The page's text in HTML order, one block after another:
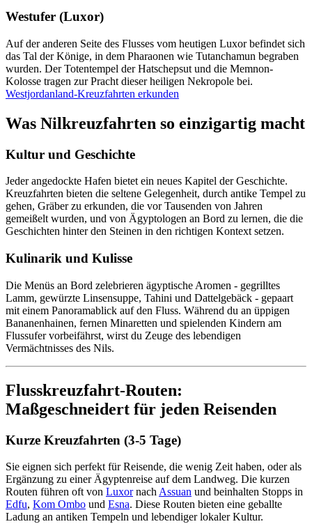
Westufer (Luxor)
Auf der anderen Seite des Flusses vom heutigen Luxor befindet sich
das Tal der Könige, in dem Pharaonen wie Tutanchamun begraben
wurden. Der Totentempel der Hatschepsut und die Memnon-
Kolosse tragen zur Pracht dieser heiligen Nekropole bei.
Westjordanland-Kreuzfahrten erkunden
Was Nilkreuzfahrten so einzigartig macht
Kultur und Geschichte
Jeder angedockte Hafen bietet ein neues Kapitel der Geschichte.
Kreuzfahrten bieten die seltene Gelegenheit, durch antike Tempel zu
gehen, Gräber zu erkunden, die vor Tausenden von Jahren
gemeißelt wurden, und von Ägyptologen an Bord zu lernen, die die
Geschichten hinter den Steinen in den richtigen Kontext setzen.
Kulinarik und Kulisse
Die Menüs an Bord zelebrieren ägyptische Aromen - gegrilltes
Lamm, gewürzte Linsensuppe, Tahini und Dattelgebäck - gepaart
mit einem Panoramablick auf den Fluss. Während du an üppigen
Bananenhainen, fernen Minaretten und spielenden Kindern am
Flussufer vorbeifährst, wirst du Zeuge des lebendigen
Vermächtnisses des Nils.
Flusskreuzfahrt-Routen:
Maßgeschneidert für jeden Reisenden
Kurze Kreuzfahrten (3-5 Tage)
Sie eignen sich perfekt für Reisende, die wenig Zeit haben, oder als
Ergänzung zu einer Ägyptenreise auf dem Landweg. Die kurzen
Routen führen oft von Luxornach Assuan und beinhalten Stopps in
Edfu, Kom Ombo und Esna. Diese Routen bieten eine geballte
Ladung an antiken Tempeln und lebendiger lokaler Kultur.